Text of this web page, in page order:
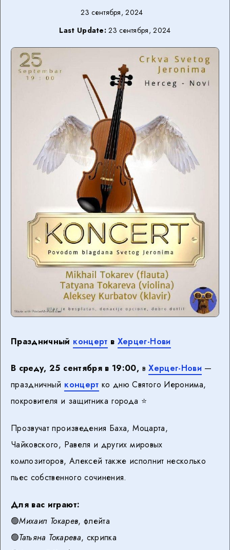
23 сентября, 2024
Last Update: 23 сентября, 2024
Праздничный концерт в Херцег-Нови
В среду, 25 сентября в 19:00, вХерцег-Нови —
праздничный концерт ко дню Святого Иеронима,
покровителя и защитника города ⭐️
Прозвучат произведения Баха, Моцарта,
Чайковского, Равеля и других мировых
композиторов, Алексей также исполнит несколько
пьес собственного сочинения.
Для вас играют:
🟢Михаил Токарев, флейта
🟢Татьяна Токарева, скрипка